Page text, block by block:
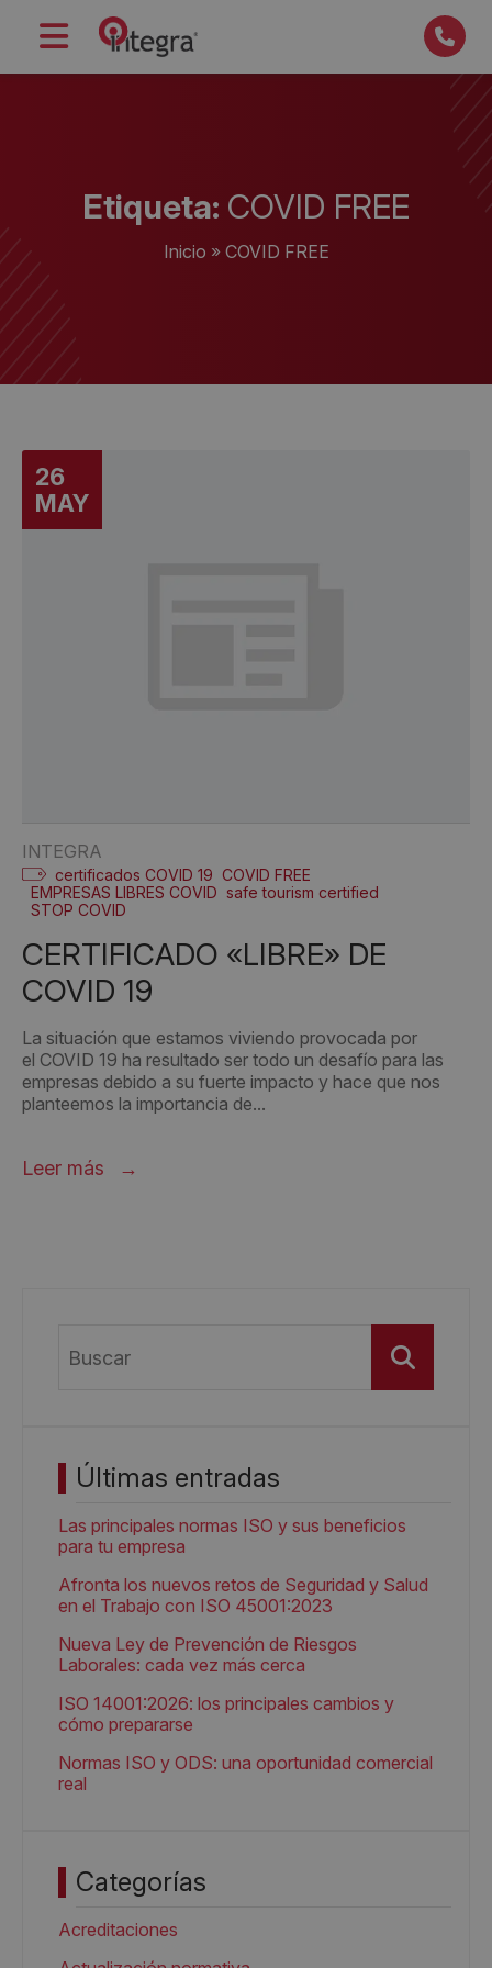
Etiqueta: COVID FREE
Inicio » COVID FREE
26
MAY
INTEGRA
certificados COVID 19 COVID FREE
EMPRESAS LIBRES COVID safe tourism certified
STOP COVID
CERTIFICADO «LIBRE» DE
COVID 19
La situación que estamos viviendo provocada por
el COVID 19 ha resultado ser todo un desafío para las
empresas debido a su fuerte impacto y hace que nos
planteemos la importancia de...
Leer más
Buscar
Últimas entradas
Las principales normas ISO y sus beneficios
para tu empresa
Afronta los nuevos retos de Seguridad y Salud
en el Trabajo con ISO 45001:2023
Nueva Ley de Prevención de Riesgos
Laborales: cada vez más cerca
ISO 14001:2026: los principales cambios y
cómo prepararse
Normas ISO y ODS: una oportunidad comercial
real
Categorías
Acreditaciones